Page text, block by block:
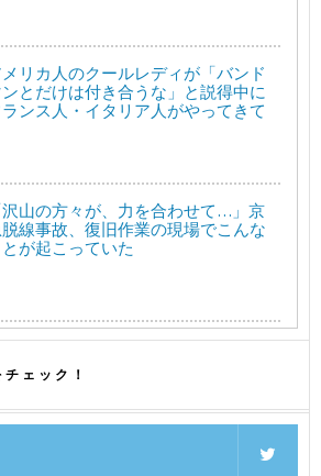
リカ人のクールレディが「バンド
とだけは付き合うな」と説得中に
ンス人・イタリア人がやってきて
沢山の方々が、力を合わせて…」京
線事故、復旧作業の現場でこんな
とが起こっていた
ェック！